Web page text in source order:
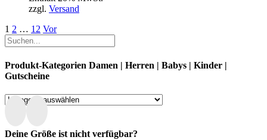
der
Produktseite
gewählt
werden
zzgl. Versand
1 2 … 12 Vor
Produkt-Kategorien Damen | Herren | Babys | Kinder |
Gutscheine
Deine Größe ist nicht verfügbar?